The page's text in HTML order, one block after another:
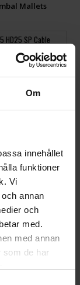
Om
innehållet
funktioner
Vi
annan
och
med.
med annan
som de har
Mallets
HD25 SP Cable
45 kr
Ma ST 0.6m
150 kr
10-2814 3m
214 kr